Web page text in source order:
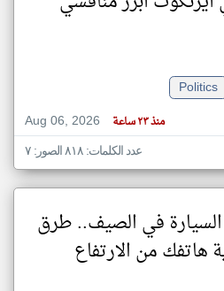
Politics
Aug 06, 2026
منذ ٢٣ ساعة
عدد الكلمات: ٨١٨ الصور: ٧
في الصيف.. طرق
هاتفك من الارتفاع